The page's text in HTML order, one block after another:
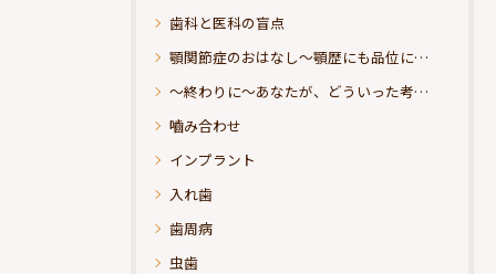
歯科と医科の盲点
顎関節症のおはなし～顎歴にも品位にこだわりたい
～終わりに～あなたが、どういった考えの治療をお求めになられるのか？
嚙み合わせ
インプラント
入れ歯
歯周病
虫歯